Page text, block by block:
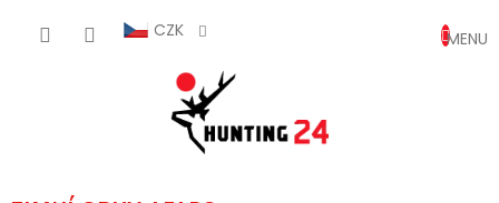
CZK
KOŠÍK